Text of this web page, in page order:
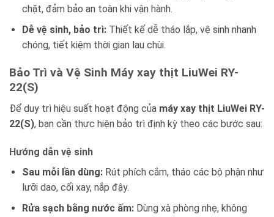
chặt, đảm bảo an toàn khi vận hành.
Dễ vệ sinh, bảo trì:Thiết kế dễ tháo lắp, vệ sinh nhanh
chóng, tiết kiệm thời gian lau chùi.
Bảo Trì và Vệ Sinh Máy xay thịt LiuWei RY-
22(S)
Để duy trì hiệu suất hoạt động của máy xay thịt LiuWei RY-
22(S), bạn cần thực hiện bảo trì định kỳ theo các bước sau:
Hướng dẫn vệ sinh
Sau mỗi lần dùng:Rút phích cắm, tháo các bộ phận như
lưỡi dao, cối xay, nắp đậy.
Rửa sạch bằng nước ấm:Dùng xà phòng nhẹ, không